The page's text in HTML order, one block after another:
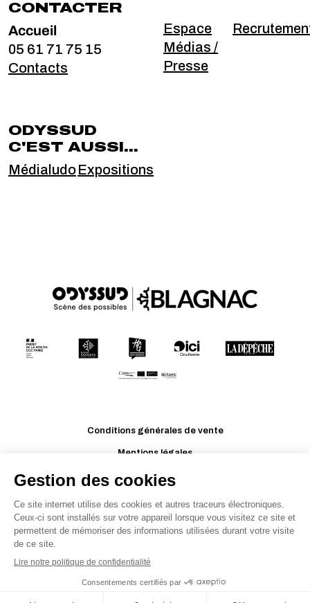
CONTACTER
Accueil
05 61 71 75 15
Contacts
Espace
Médias /
Presse
ODYSSUD
C'EST AUSSI...
MédialudoExpositions
Conditions générales de vente
Mentions légales
Politique de confidentialité